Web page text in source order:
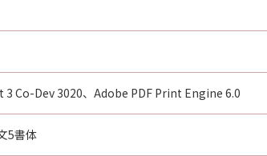
Co-Dev 3020、Adobe PDF Print Engine 6.0
5書体